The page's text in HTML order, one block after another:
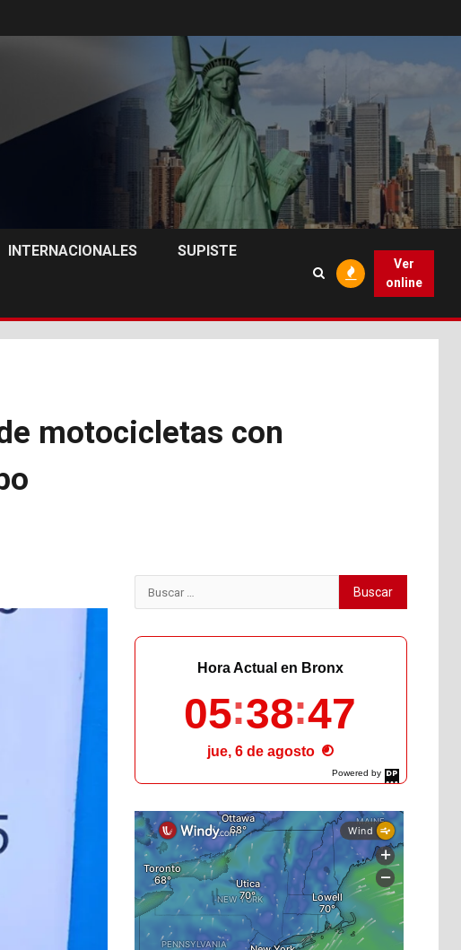
INTERNACIONALES SUPISTE
Ver
online
motocicletas con
Buscar:
Powered by
DaysPedia.com
Hora Actual en Bronx
05 38 48
jue, 6 de agosto